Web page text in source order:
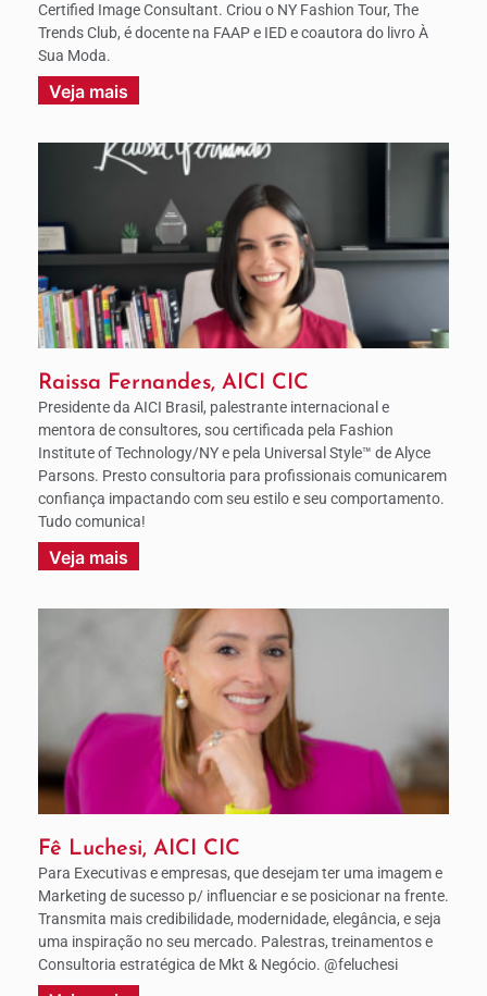
Certified Image Consultant. Criou o NY Fashion Tour, The
Trends Club, é docente na FAAP e IED e coautora do livro À
Sua Moda.
Veja mais
Raissa Fernandes, AICI CIC
Presidente da AICI Brasil, palestrante internacional e
mentora de consultores, sou certificada pela Fashion
Institute of Technology/NY e pela Universal Style™ de Alyce
Parsons. Presto consultoria para profissionais comunicarem
confiança impactando com seu estilo e seu comportamento.
Tudo comunica!
Veja mais
Fê Luchesi, AICI CIC
Para Executivas e empresas, que desejam ter uma imagem e
Marketing de sucesso p/ influenciar e se posicionar na frente.
Transmita mais credibilidade, modernidade, elegância, e seja
uma inspiração no seu mercado. Palestras, treinamentos e
Consultoria estratégica de Mkt & Negócio. @feluchesi